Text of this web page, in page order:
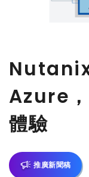
Azure
體驗
推廣新聞稿